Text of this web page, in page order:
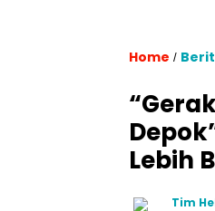
Home /
Lebih
Tim